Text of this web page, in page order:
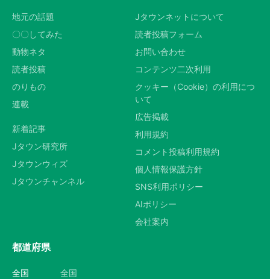
地元の話題
〇〇してみた
動物ネタ
読者投稿
のりもの
連載
新着記事
Jタウン研究所
Jタウンウィズ
Jタウンチャンネル
Jタウンネットについて
読者投稿フォーム
お問い合わせ
コンテンツ二次利用
クッキー（Cookie）の利用につ
いて
広告掲載
利用規約
コメント投稿利用規約
個人情報保護方針
SNS利用ポリシー
AIポリシー
会社案内
都道府県
全国
全国